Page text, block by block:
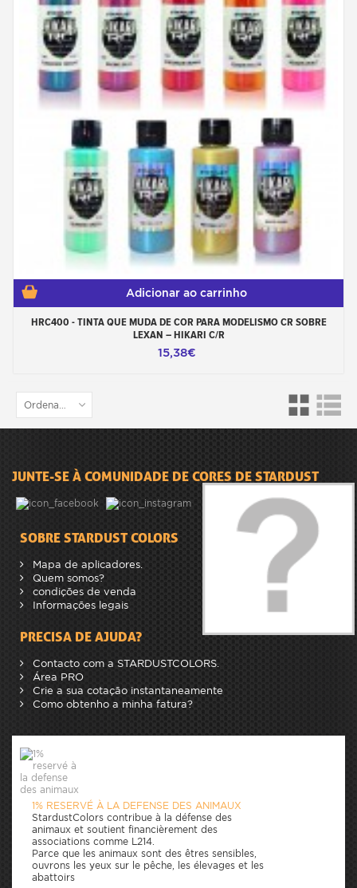
Adicionar ao carrinho
HRC400 - TINTA QUE MUDA DE COR PARA MODELISMO CR SOBRE
LEXAN – HIKARI C/R
15,38€
Ordenar por
JUNTE-SE À COMUNIDADE DE CORES DE STARDUST
SOBRE STARDUST COLORS
Mapa de aplicadores.
Quem somos?
condições de venda
Informações legais
PRECISA DE AJUDA?
Contacto com a STARDUSTCOLORS.
Área PRO
Crie a sua cotação instantaneamente
Como obtenho a minha fatura?
1% RESERVÉ À LA DEFENSE DES ANIMAUX
StardustColors contribue à la défense des
animaux et soutient financièrement des
associations comme L214.
Parce que les animaux sont des êtres sensibles,
ouvrons les yeux sur le pêche, les élevages et les
abattoirs